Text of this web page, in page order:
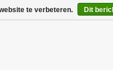
te verbeteren. Dit